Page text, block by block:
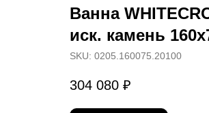
Ванна
иск. камень
SKU: 0205.160075.20100
304 080 ₽